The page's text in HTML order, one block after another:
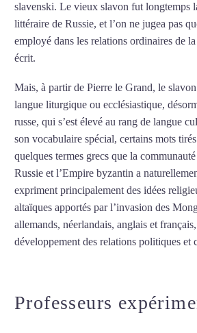
slavenski. Le vieux slavon fut longtemps
littéraire de Russie, et l’on ne jugea pas
employé dans les relations ordinaires de
écrit.
Mais, à partir de Pierre le Grand, le
langue liturgique ou ecclésiastique,
russe, qui s’est élevé au rang de langue
son vocabulaire spécial, certains mots
quelques termes grecs que la
Russie et l’Empire byzantin a
expriment principalement des idées
altaïques apportés par l’invasion des
allemands, néerlandais, anglais et
développement des relations politiques et
Professeurs